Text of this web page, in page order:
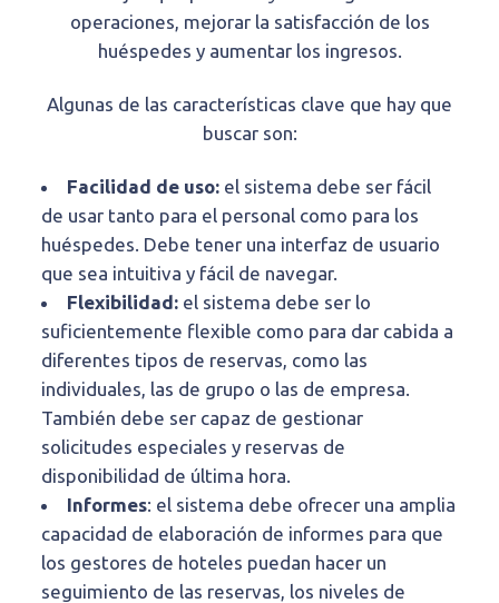
operaciones, mejorar la satisfacción de los
huéspedes y aumentar los ingresos.
Algunas de las características clave que hay que
buscar son:
Facilidad de uso: el sistema debe ser fácil
de usar tanto para el personal como para los
huéspedes. Debe tener una interfaz de usuario
que sea intuitiva y fácil de navegar.
Flexibilidad: el sistema debe ser lo
suficientemente flexible como para dar cabida a
diferentes tipos de reservas, como las
individuales, las de grupo o las de empresa.
También debe ser capaz de gestionar
solicitudes especiales y reservas de
disponibilidad de última hora.
Informes: el sistema debe ofrecer una amplia
capacidad de elaboración de informes para que
los gestores de hoteles puedan hacer un
seguimiento de las reservas, los niveles de